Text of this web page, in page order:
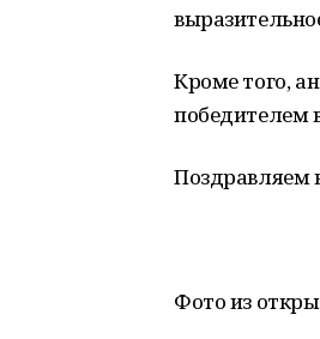
Кроме того,
победителем
Поздравляем
Фото из